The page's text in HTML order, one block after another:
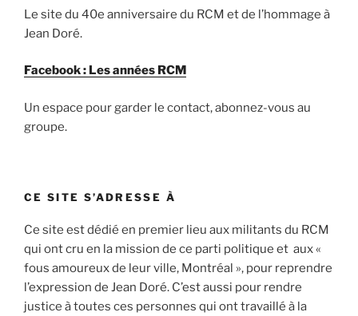
Le site du 40e anniversaire du RCM et de l’hommage à
Jean Doré.
Facebook : Les années RCM
Un espace pour garder le contact, abonnez-vous au
groupe.
CE SITE S’ADRESSE À
Ce site est dédié en premier lieu aux militants du RCM
qui ont cru en la mission de ce parti politique et aux «
fous amoureux de leur ville, Montréal », pour reprendre
l’expression de Jean Doré. C’est aussi pour rendre
justice à toutes ces personnes qui ont travaillé à la